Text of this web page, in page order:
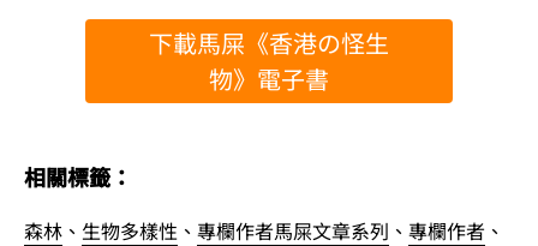
下載馬屎《香港の怪生
物》電子書
相關標籤：
森林 、 生物多樣性 、 專欄作者馬屎文章系列 、 專欄作者 、